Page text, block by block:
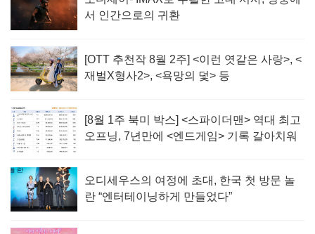
서 인간으로의 귀환
[OTT 추천작 8월 2주] <이런 엿같은 사랑>, <
재벌X형사2>, <욕망의 덫> 등
[8월 1주 북미 박스] <스파이더맨> 역대 최고
오프닝, 7년만에 <엔드게임> 기록 갈아치워
오디세우스의 여정에 초대, 한국 첫 방문 놀
란 “엔터테이닝하게 만들었다”